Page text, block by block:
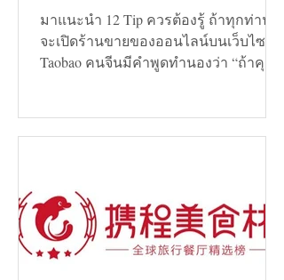
มาแนะนำ 12 Tip ควรต้องรู้ ถ้าทุกท่าน
จะเปิดร้านขายของออนไลน์บนเว็บไซต์
Taobao คนจีนมีคำพูดทำนองว่า “ถ้าคุณ